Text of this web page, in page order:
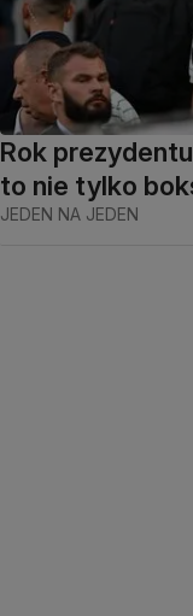
Rok
to nie tylko
JEDEN NA JEDEN